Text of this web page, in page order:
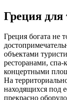
Греция для
Греция богата не
объектами
ресторанами,
концертными
На
находящихся под
прекрасно